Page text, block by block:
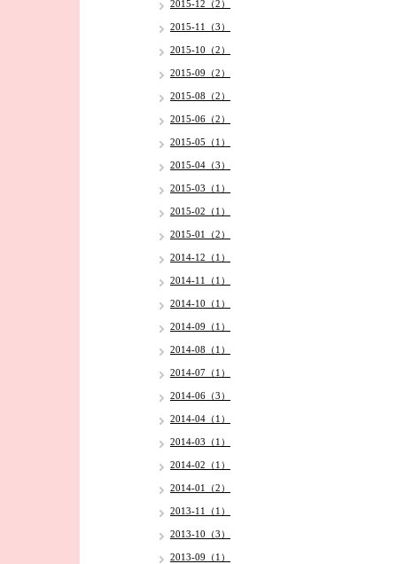
2015-12（2）
2015-11（3）
2015-10（2）
2015-09（2）
2015-08（2）
2015-06（2）
2015-05（1）
2015-04（3）
2015-03（1）
2015-02（1）
2015-01（2）
2014-12（1）
2014-11（1）
2014-10（1）
2014-09（1）
2014-08（1）
2014-07（1）
2014-06（3）
2014-04（1）
2014-03（1）
2014-02（1）
2014-01（2）
2013-11（1）
2013-10（3）
2013-09（1）